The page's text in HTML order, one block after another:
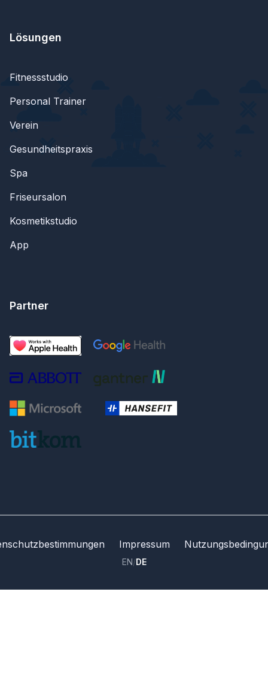
Lösungen
Fitnessstudio
Personal Trainer
Verein
Gesundheitspraxis
Spa
Friseursalon
Kosmetikstudio
App
Partner
Impressum
EN/DE